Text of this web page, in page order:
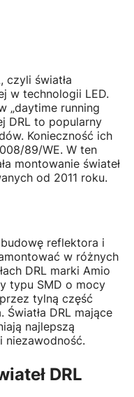
czyli światła
w technologii LED.
„daytime running
DRL to popularny
Konieczność ich
89/WE. W ten
montowanie świateł
od 2011 roku.
reflektora i
w różnych
DRL marki Amio
typu SMD o mocy
tylną część
Światła DRL mające
najlepszą
niezawodność.
DRL